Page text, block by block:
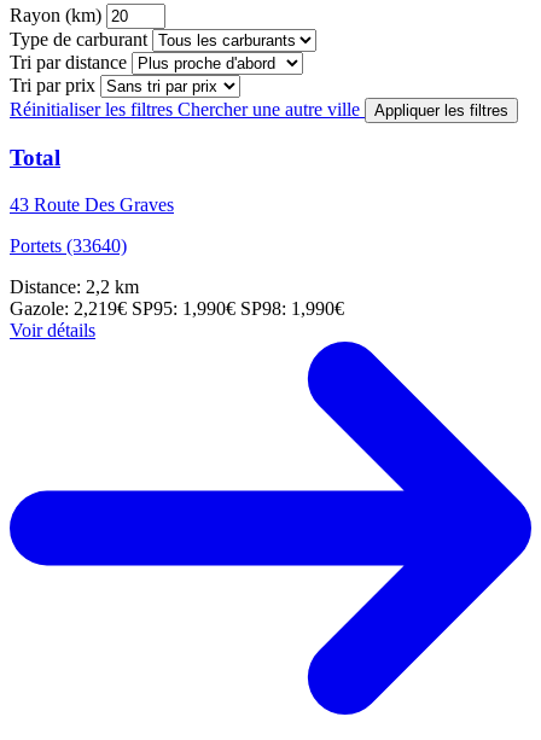
Rayon (km)
Type de carburant
Tri par distance
Tri par prix
Réinitialiser les filtres Chercher une autre ville Appliquer les filtres
Total
43 Route Des Graves
Portets (33640)
Distance: 2,2 km
Gazole: 2,219€ SP95: 1,990€ SP98: 1,990€
Voir détails